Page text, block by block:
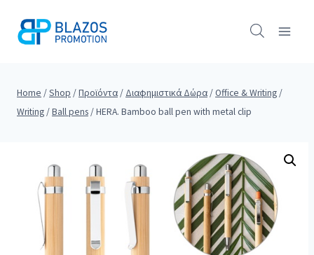
Home /Shop /Προϊόντα / Διαφημιστικά Δώρα /Office & Writing /
Writing /Ball pens /HERA. Bamboo ball pen with metal clip